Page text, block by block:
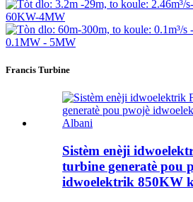
Francis Turbine
Sistèm enèji
turbine generatè pou
idwoelektrik 850KW